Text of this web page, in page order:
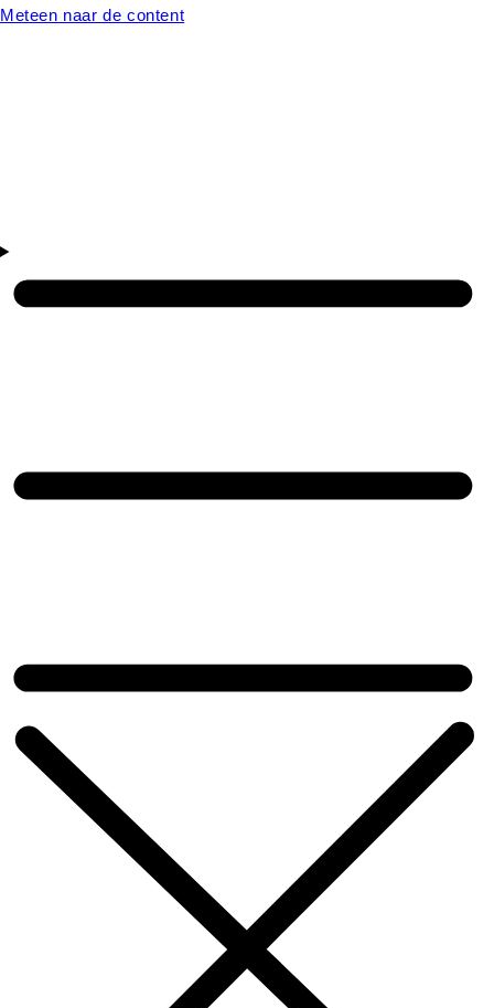
Meteen naar de content